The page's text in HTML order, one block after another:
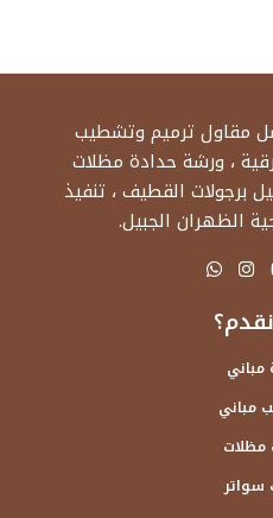
مقاول ترميم وتشطيب
، ورشة حدادة مظلات
برجولات القطيف ، تنفيذ
الظهران الجبيل.
مباني
مباني
مظلات
سواتر